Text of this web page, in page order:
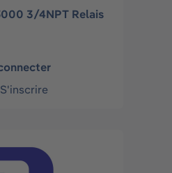
3/4NPT Relais
S'inscrire